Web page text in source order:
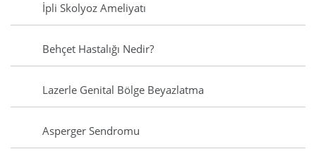
İpli Skolyoz Ameliyatı
Behçet Hastalığı Nedir?
Lazerle Genital Bölge Beyazlatma
Asperger Sendromu